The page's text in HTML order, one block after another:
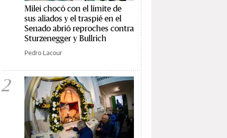
Milei chocó con el límite de
sus aliados y el traspié en el
Senado abrió reproches contra
Sturzenegger y Bullrich
Pedro Lacour
2